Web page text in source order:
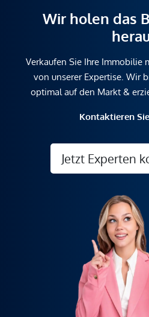
Wir holen das
Verkaufen Sie Ihre Immobilie
von unserer Expertise. Wir
optimal auf den Markt &
Kontaktieren
Jetzt Experten